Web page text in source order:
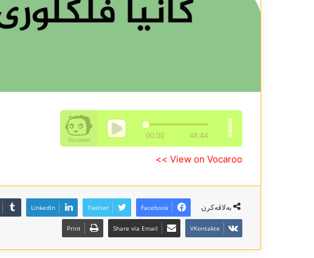
View on Vocaroo >>
بەلاڤەکرن Facebook
Twitter
LinkedIn
VKontakte
Share via Email
Print